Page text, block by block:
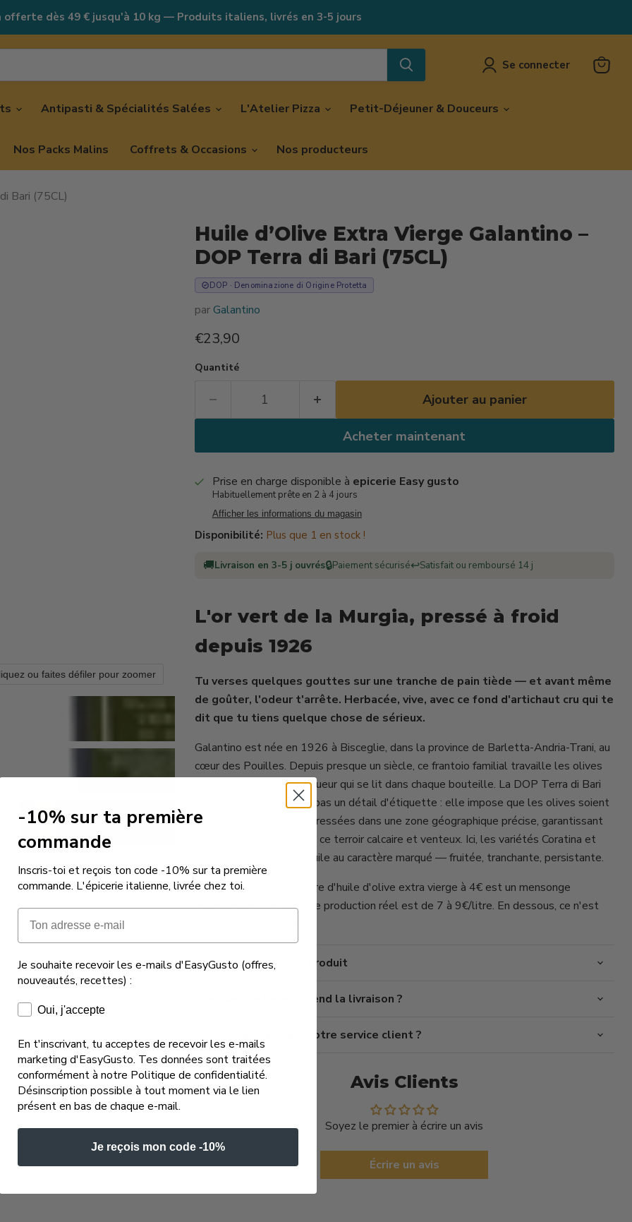
offerte dès 49 € jusqu'à 10 kg — Produits italiens, livrés en 3-5 jours
Se connecter
Antipasti & Spécialités Salées L'Atelier Pizza Petit-Déjeuner & Douceurs
Nos Packs Malins Coffrets & Occasions Nos producteurs
Bari (75CL)
ou faites défiler pour zoomer Cliquez ou faites défiler pour zoomer
Huile d’Olive Extra Vierge Galantino –
DOP Terra di Bari (75CL)
DOP · Denominazione di Origine Protetta
parGalantino
Prix actuel
€23,90
Quantité
Ajouter au panier
Acheter maintenant
Prise en charge disponible à epicerie Easy gusto
Habituellement prête en 2 à 4 jours
Afficher les informations du magasin
Disponibilité: Plus que 1 en stock !
🚚Livraison en 3-5 j ouvrés🔒Paiement sécurisé↩️Satisfait ou remboursé 14 j
L'or vert de la Murgia, pressé à froid
depuis 1926
Tu verses quelques gouttes sur une tranche de pain tiède — et avant même
de goûter, l'odeur t'arrête. Herbacée, vive, avec ce fond d'artichaut cru qui te
dit que tu tiens quelque chose de sérieux.
Galantino est née en 1926 à Bisceglie, dans la province de Barletta-Andria-Trani, au
cœur des Pouilles. Depuis presque un siècle, ce frantoio familial travaille les olives
de la Murgia avec une rigueur qui se lit dans chaque bouteille. La DOP Terra di Bari
Castel del Monte n'est pas un détail d'étiquette : elle impose que les olives soient
cultivées, récoltées et pressées dans une zone géographique précise, garantissant
un profil aromatique lié à ce terroir calcaire et venteux. Ici, les variétés Coratina et
Ogliarola donnent une huile au caractère marqué — fruitée, tranchante, persistante.
Pourquoi ce prix ?
Un litre d'huile d'olive extra vierge à 4€ est un mensonge
économique — le coût de production réel est de 7 à 9€/litre. En dessous, ce n'est
En savoir plus sur ce produit
Combien de temps prend la livraison ?
Comment contacter notre service client ?
Avis Clients
Soyez le premier à écrire un avis
Écrire un avis
-10% sur ta première
commande
Inscris-toi et reçois ton code -10% sur ta première
commande. L'épicerie italienne, livrée chez toi.
Email
Je souhaite recevoir les e-mails d'EasyGusto (offres,
nouveautés, recettes) :
Consentement e-mails marketing
Oui, j'accepte
En t'inscrivant, tu acceptes de recevoir les e-mails
marketing d'EasyGusto. Tes données sont traitées
conformément à notre Politique de confidentialité.
Désinscription possible à tout moment via le lien
présent en bas de chaque e-mail.
Je reçois mon code -10%